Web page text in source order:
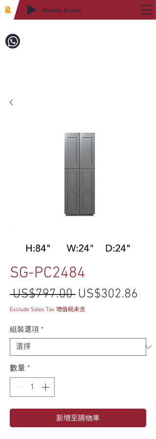
Enable Sound
SG-PC2484
US$797.00 一般價格
US$302.86
Exclude Sales Tax 增值税未含
組裝選項 *
數量 *
新增至購物車